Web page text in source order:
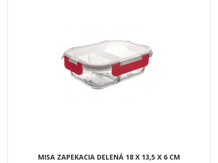
MISA ZAPEKACIA DELENÁ 18 X 13,5 X 6 CM